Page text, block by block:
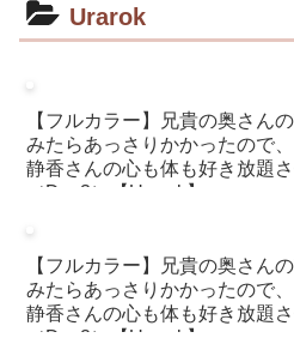
Urarok
【フルカラー】兄貴の奥さん
みたらあっさりかかったので
静香さんの心も体も好き放題
（Day3）【Urarok】
【フルカラー】兄貴の奥さん
みたらあっさりかかったので
静香さんの心も体も好き放題
（Day2）【Urarok】